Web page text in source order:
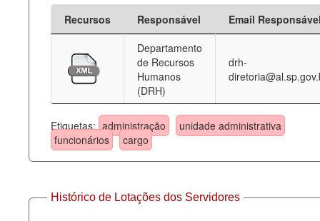
Processo Legislativo
Administração
Legislação
Agenda
Perguntas frequentes
Contato
Recursos Responsável
Email
Departamento
de Recursos
Humanos
(DRH)
drh-
Etiquetas: administração
unidade administrativa
funcionários
cargo
Histórico de Lotações dos Servidores